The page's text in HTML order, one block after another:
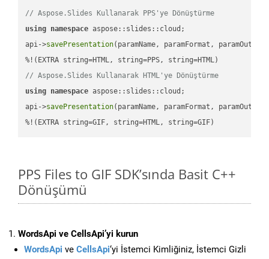
// Aspose.Slides Kullanarak PPS'ye Dönüştürme
using namespace aspose::slides::cloud;
api->savePresentation(paramName, paramFormat,
// Aspose.Slides Kullanarak HTML'ye Dönüştürme
using namespace aspose::slides::cloud;
api->savePresentation(paramName, paramFormat,
%!(EXTRA string=GIF, string=HTML, string=GIF)
PPS Files to GIF SDK’sında Basit C++
Dönüşümü
WordsApi ve CellsApi’yi kurun
WordsApi ve CellsApi‘yi İstemci Kimliğiniz, İstemci Gizli